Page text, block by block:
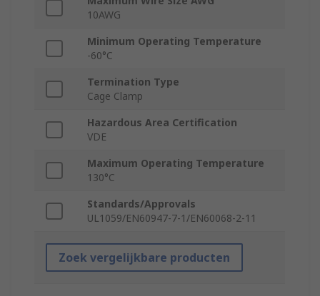
10AWG
Minimum Operating Temperature
-60°C
Termination Type
Cage Clamp
Hazardous Area Certification
VDE
Maximum Operating Temperature
130°C
Standards/Approvals
UL1059/EN60947-7-1/EN60068-2-11
Zoek vergelijkbare producten